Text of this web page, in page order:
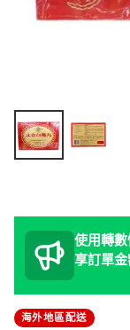
使用轉
享訂單
海外地區配送